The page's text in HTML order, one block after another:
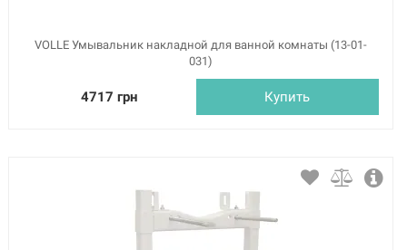
VOLLE Умывальник накладной для ванной комнаты (13-01-
031)
4717 грн Купить